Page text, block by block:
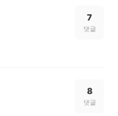
7
댓글
8
댓글